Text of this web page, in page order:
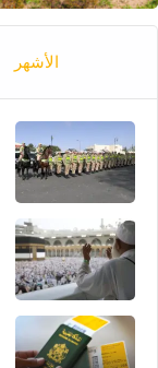
الأشهر